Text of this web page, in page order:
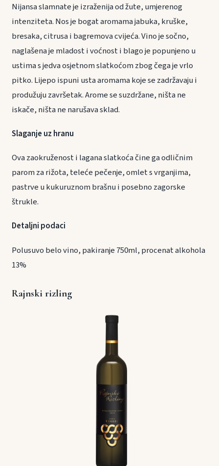
Nijansa slamnate je izraženija od žute, umjerenog
intenziteta. Nos je bogat aromama jabuka, kruške,
bresaka, citrusa i bagremova cvijeća. Vino je sočno,
naglašena je mladost i voćnost i blago je popunjeno u
ustima s jedva osjetnom slatkoćom zbog čega je vrlo
pitko. Lijepo ispuni usta aromama koje se zadržavaju i
produžuju završetak. Arome se suzdržane, ništa ne
iskače, ništa ne narušava sklad.
Slaganje uz hranu
Ova zaokruženost i lagana slatkoća čine ga odličnim
parom za rižota, teleće pečenje, omlet s vrganjima,
pastrve u kukuruznom brašnu i posebno zagorske
štrukle.
Detaljni podaci
Polusuvo belo vino, pakiranje 750ml, procenat alkohola
13%
Rajnski rizling